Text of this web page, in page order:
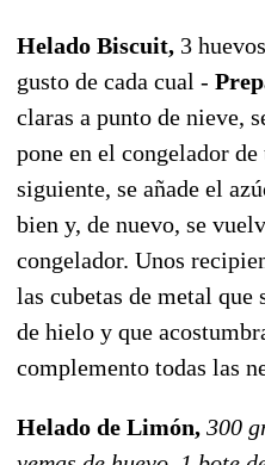
Helado Biscuit, 3
gusto de cada cual -
claras a punto de nieve,
pone en el congelador
siguiente, se añade el
bien y, de nuevo, se
congelador. Unos
las cubetas de metal que
de hielo y que
complemento todas las
Helado de Limón, 300